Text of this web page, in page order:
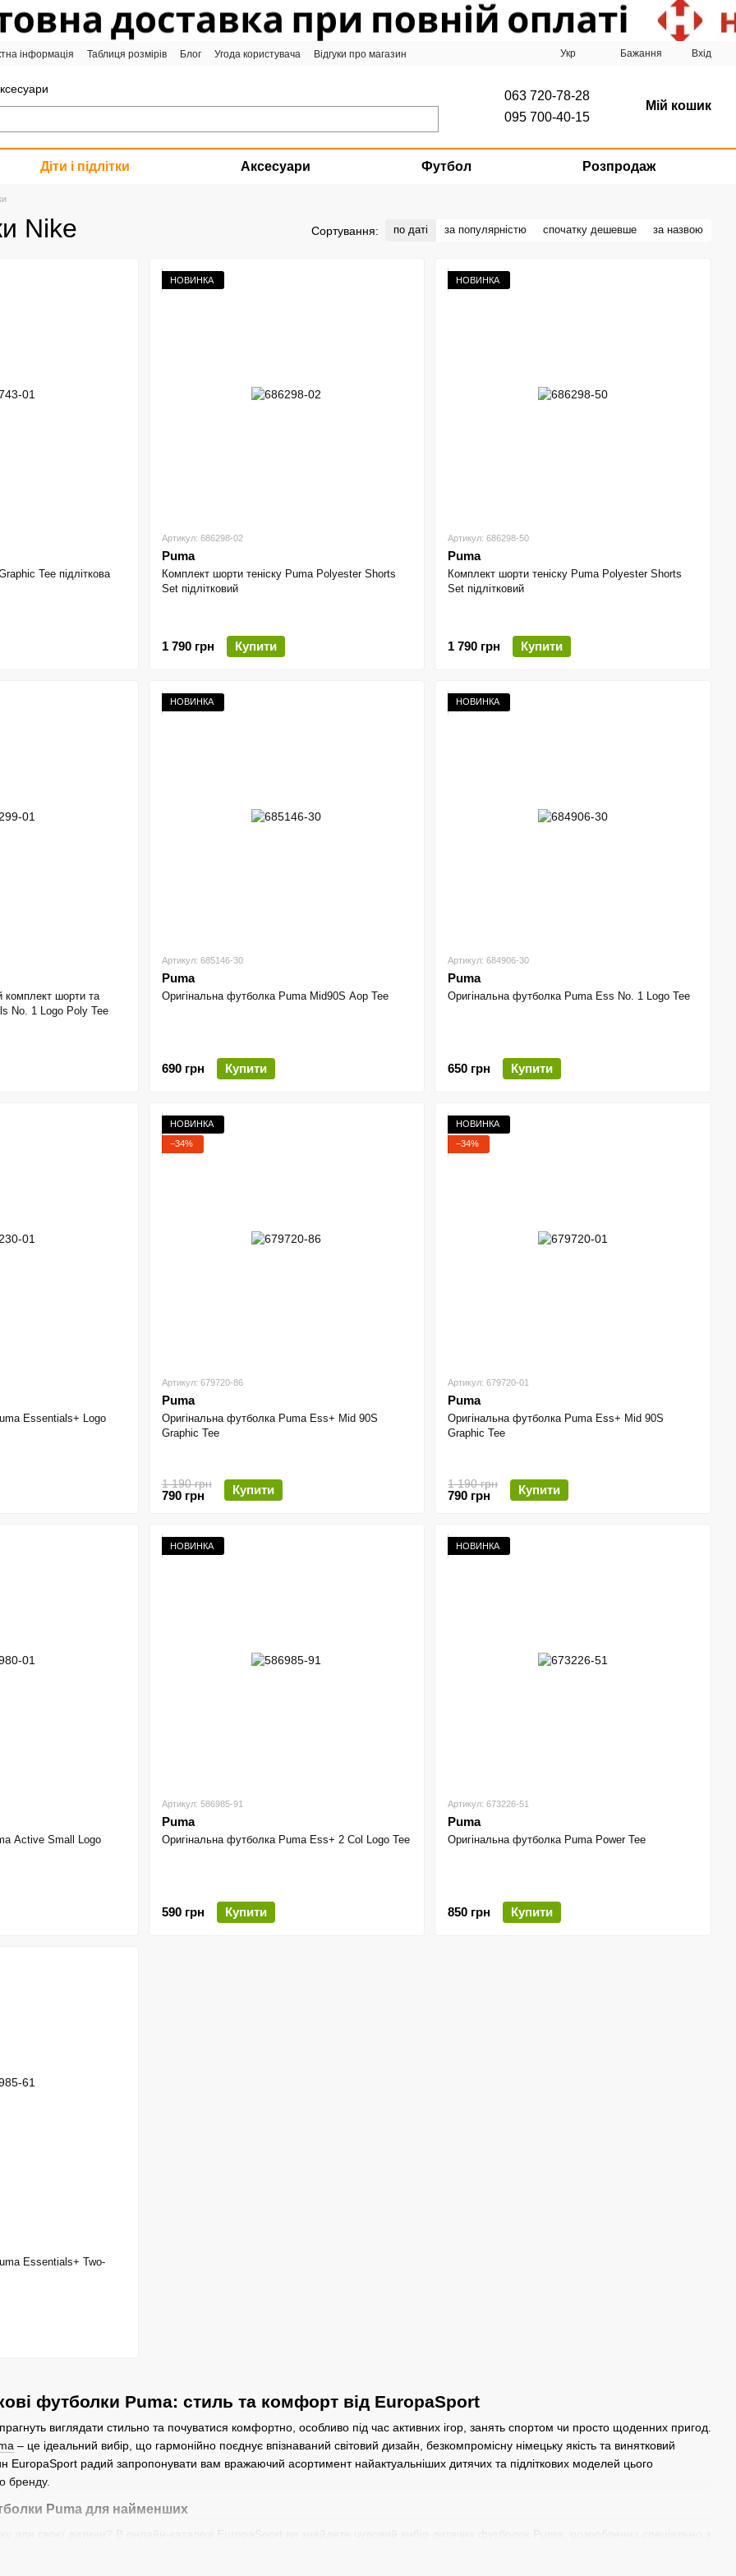
інформація Таблиця розмірів Блог Угода користувача
Відгуки про магазин
Укр Бажання Вхід
063 720-78-28
095 700-40-15
Мій кошик
Діти і підлітки Аксесуари Футбол Розпродаж
Nike Сортування: по даті за популярністю спочатку дешевше за назвою
футболки Puma: стиль та комфорт від EuropaSport
виглядати стильно та почуватися комфортно, особливо під час активних ігор, занять спортом чи просто щоденних пригод.
– це ідеальний вибір, що гармонійно поєднує впізнаваний світовий дизайн, безкомпромісну німецьку якість та винятковий
EuropaSport радий запропонувати вам вражаючий асортимент найактуальніших дитячих та підліткових моделей цього
бренду.
Puma для найменших
Tee підліткова
НОВИНКА
Артикул: 686298-02
Puma
Комплект шорти теніску Puma Polyester Shorts
Set підлітковий
1 790 грн Купити
НОВИНКА
Артикул: 686298-50
Puma
Комплект шорти теніску Puma Polyester Shorts
Set підлітковий
1 790 грн Купити
комплект шорти та
No. 1 Logo Poly Tee
НОВИНКА
Артикул: 685146-30
Puma
Оригінальна футболка Puma Mid90S Aop Tee
690 грн Купити
НОВИНКА
Артикул: 684906-30
Puma
Оригінальна футболка Puma Ess No. 1 Logo Tee
650 грн Купити
Essentials+ Logo
НОВИНКА
−34%
Артикул: 679720-86
Puma
Оригінальна футболка Puma Ess+ Mid 90S
Graphic Tee
1 190 грн
790 грн Купити
НОВИНКА
−34%
Артикул: 679720-01
Puma
Оригінальна футболка Puma Ess+ Mid 90S
Graphic Tee
1 190 грн
790 грн Купити
Active Small Logo
НОВИНКА
Артикул: 586985-91
Puma
Оригінальна футболка Puma Ess+ 2 Col Logo Tee
590 грн Купити
НОВИНКА
Артикул: 673226-51
Puma
Оригінальна футболка Puma Power Tee
850 грн Купити
Essentials+ Two-